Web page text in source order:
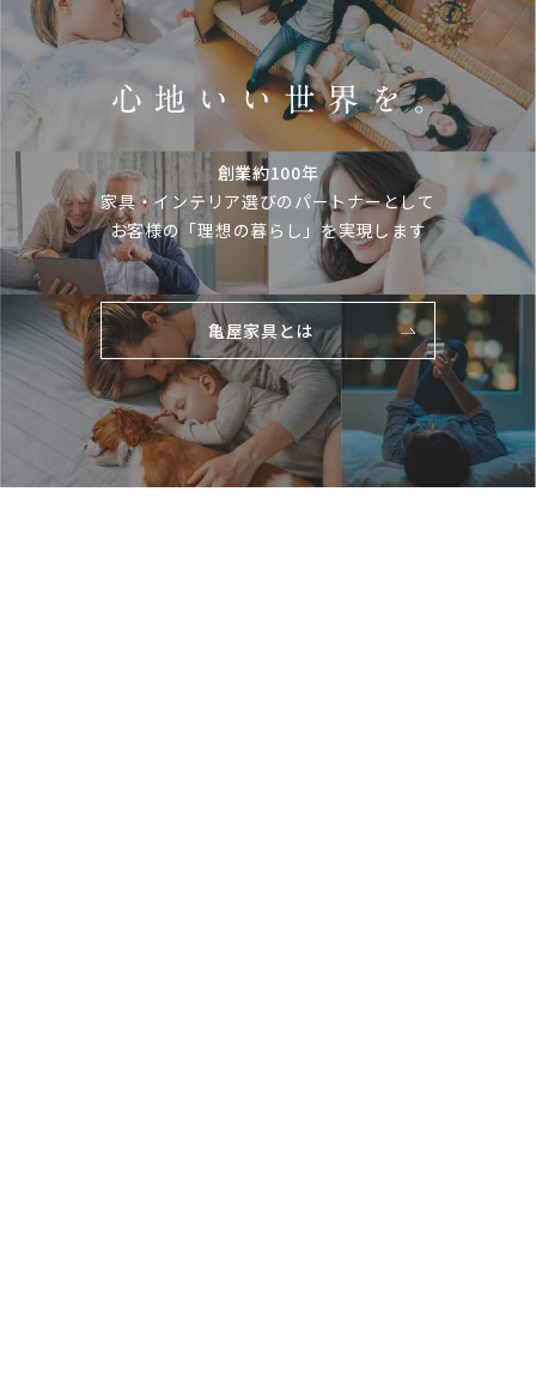
創業約100年
家具・インテリア選びのパートナーとして
お客様の「理想の暮らし」を実現します
亀屋家具とは